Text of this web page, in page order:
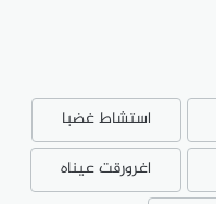
استشاط غضبا
اغرورقت عيناه